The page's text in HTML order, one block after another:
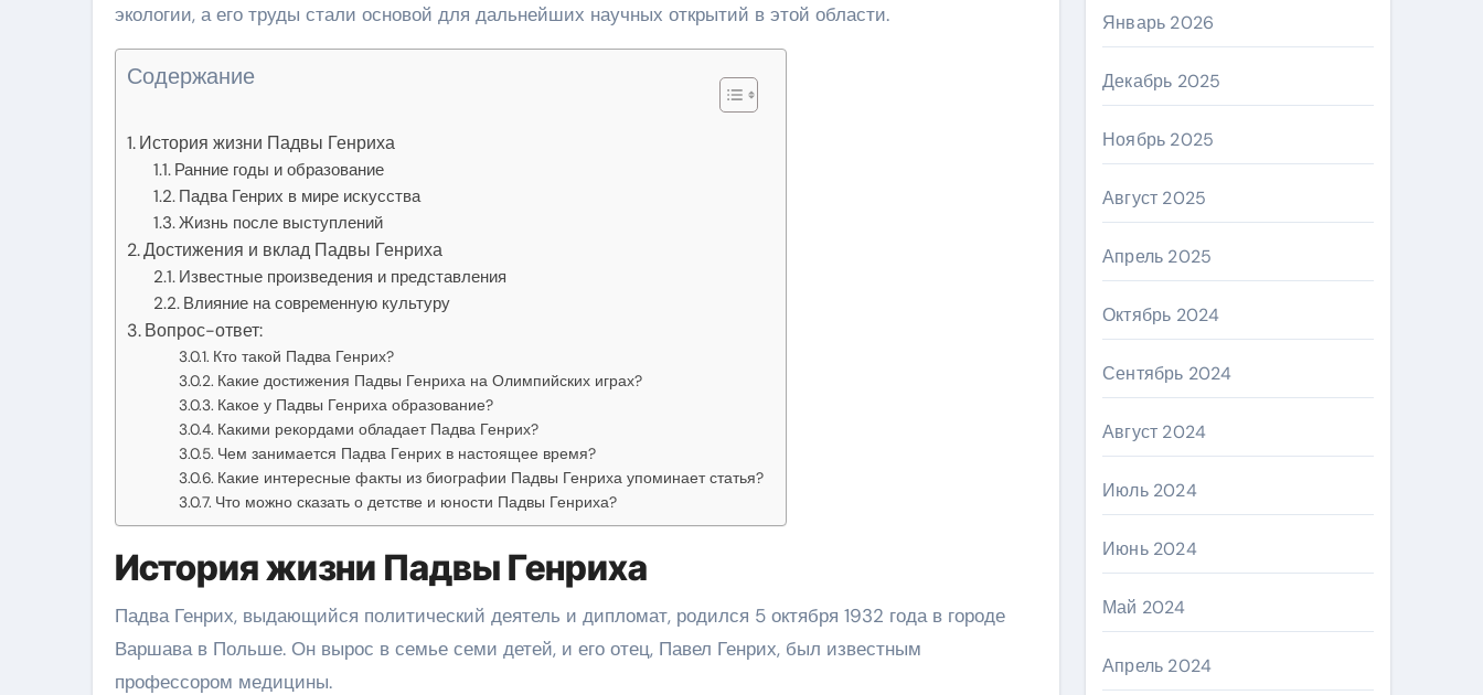
экологии, а его труды стали основой для дальнейших научных открытий в этой области.
Содержание
История жизни Падвы Генриха
Ранние годы и образование
Падва Генрих в мире искусства
Жизнь после выступлений
Достижения и вклад Падвы Генриха
Известные произведения и представления
Влияние на современную культуру
Вопрос-ответ:
Кто такой Падва Генрих?
Какие достижения Падвы Генриха на Олимпийских играх?
Какое у Падвы Генриха образование?
Какими рекордами обладает Падва Генрих?
Чем занимается Падва Генрих в настоящее время?
Какие интересные факты из биографии Падвы Генриха упоминает статья?
Что можно сказать о детстве и юности Падвы Генриха?
История жизни Падвы Генриха
Падва Генрих, выдающийся политический деятель и дипломат, родился 5 октября 1932 года в городе
Варшава в Польше. Он вырос в семье семи детей, и его отец, Павел Генрих, был известным
профессором медицины.
Январь 2026
Декабрь 2025
Ноябрь 2025
Август 2025
Апрель 2025
Октябрь 2024
Сентябрь 2024
Август 2024
Июль 2024
Июнь 2024
Май 2024
Апрель 2024